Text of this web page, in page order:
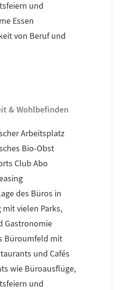
und
Essen
von Beruf und
& Wohlbefinden
Arbeitsplatz
Bio-Obst
Club Abo
des Büros in
mit vielen Parks,
Gastronomie
Büroumfeld mit
und Cafés
wie Büroausflüge,
und